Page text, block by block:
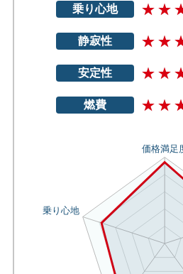
乗り心地
静寂性
安定性
燃費